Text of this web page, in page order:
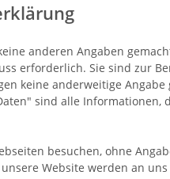
anderen Angaben
erforderlich. Sie sind zur
keine anderweitige Angabe
sind alle
besuchen, ohne
Website werden an